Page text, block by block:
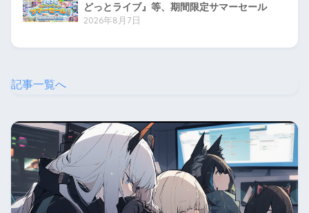
どっとライブ』等、期間限定サマーセール
2026年8月7日
記事一覧へ